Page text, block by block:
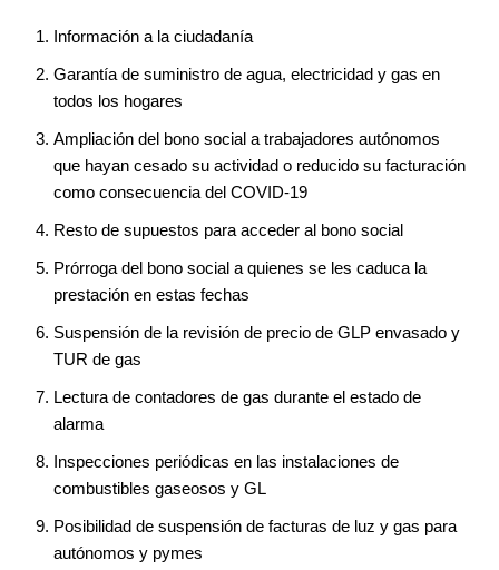
Información a la ciudadanía
Garantía de suministro de agua, electricidad y gas en
todos los hogares
Ampliación del bono social a trabajadores autónomos
que hayan cesado su actividad o reducido su facturación
como consecuencia del COVID-19
Resto de supuestos para acceder al bono social
Prórroga del bono social a quienes se les caduca la
prestación en estas fechas
Suspensión de la revisión de precio de GLP envasado y
TUR de gas
Lectura de contadores de gas durante el estado de
alarma
Inspecciones periódicas en las instalaciones de
combustibles gaseosos y GL
Posibilidad de suspensión de facturas de luz y gas para
autónomos y pymes